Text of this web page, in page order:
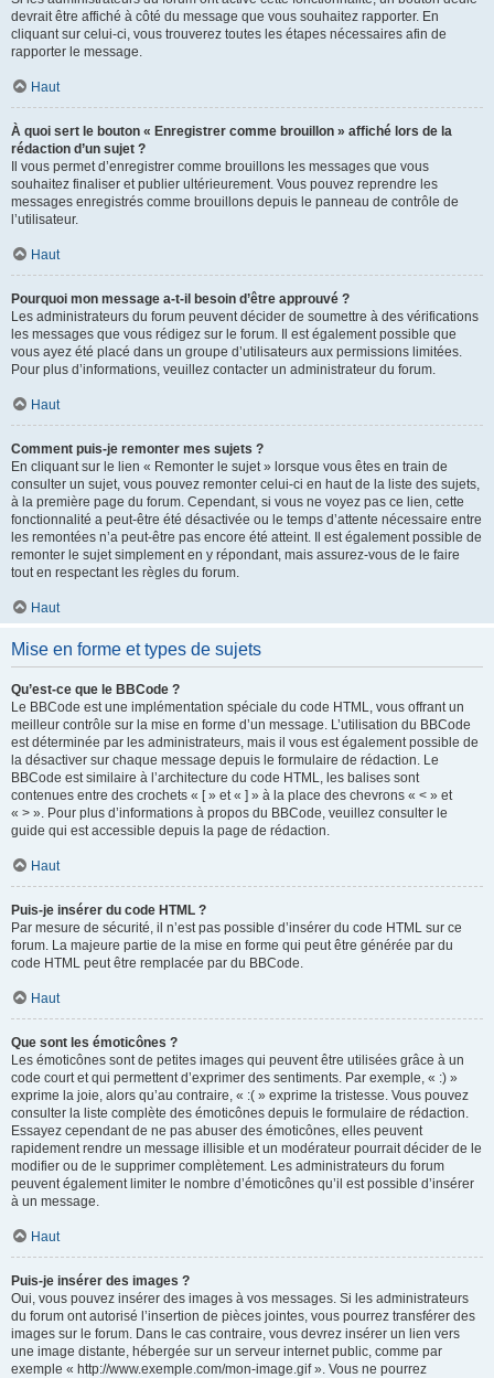
devrait être affiché à côté du message que vous souhaitez rapporter. En
cliquant sur celui-ci, vous trouverez toutes les étapes nécessaires afin de
rapporter le message.
Haut
À quoi sert le bouton « Enregistrer comme brouillon » affiché lors de la
rédaction d’un sujet ?
Il vous permet d’enregistrer comme brouillons les messages que vous
souhaitez finaliser et publier ultérieurement. Vous pouvez reprendre les
messages enregistrés comme brouillons depuis le panneau de contrôle de
l’utilisateur.
Haut
Pourquoi mon message a-t-il besoin d’être approuvé ?
Les administrateurs du forum peuvent décider de soumettre à des vérifications
les messages que vous rédigez sur le forum. Il est également possible que
vous ayez été placé dans un groupe d’utilisateurs aux permissions limitées.
Pour plus d’informations, veuillez contacter un administrateur du forum.
Haut
Comment puis-je remonter mes sujets ?
En cliquant sur le lien « Remonter le sujet » lorsque vous êtes en train de
consulter un sujet, vous pouvez remonter celui-ci en haut de la liste des sujets,
à la première page du forum. Cependant, si vous ne voyez pas ce lien, cette
fonctionnalité a peut-être été désactivée ou le temps d’attente nécessaire entre
les remontées n’a peut-être pas encore été atteint. Il est également possible de
remonter le sujet simplement en y répondant, mais assurez-vous de le faire
tout en respectant les règles du forum.
Haut
Mise en forme et types de sujets
Qu’est-ce que le BBCode ?
Le BBCode est une implémentation spéciale du code HTML, vous offrant un
meilleur contrôle sur la mise en forme d’un message. L’utilisation du BBCode
est déterminée par les administrateurs, mais il vous est également possible de
la désactiver sur chaque message depuis le formulaire de rédaction. Le
BBCode est similaire à l’architecture du code HTML, les balises sont
contenues entre des crochets « [ » et « ] » à la place des chevrons « < » et
« > ». Pour plus d’informations à propos du BBCode, veuillez consulter le
guide qui est accessible depuis la page de rédaction.
Haut
Puis-je insérer du code HTML ?
Par mesure de sécurité, il n’est pas possible d’insérer du code HTML sur ce
forum. La majeure partie de la mise en forme qui peut être générée par du
code HTML peut être remplacée par du BBCode.
Haut
Que sont les émoticônes ?
Les émoticônes sont de petites images qui peuvent être utilisées grâce à un
code court et qui permettent d’exprimer des sentiments. Par exemple, « :) »
exprime la joie, alors qu’au contraire, « :( » exprime la tristesse. Vous pouvez
consulter la liste complète des émoticônes depuis le formulaire de rédaction.
Essayez cependant de ne pas abuser des émoticônes, elles peuvent
rapidement rendre un message illisible et un modérateur pourrait décider de le
modifier ou de le supprimer complètement. Les administrateurs du forum
peuvent également limiter le nombre d’émoticônes qu’il est possible d’insérer
à un message.
Haut
Puis-je insérer des images ?
Oui, vous pouvez insérer des images à vos messages. Si les administrateurs
du forum ont autorisé l’insertion de pièces jointes, vous pourrez transférer des
images sur le forum. Dans le cas contraire, vous devrez insérer un lien vers
une image distante, hébergée sur un serveur internet public, comme par
exemple « http://www.exemple.com/mon-image.gif ». Vous ne pourrez